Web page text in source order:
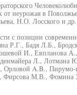
неурожая в
Н.О. Лосского и др.
с позиции
Р.Г., Бадя Л.Б.,
И., Евпланова
Л., Лотмана
A.B., Пирумо-
Фирсова М.В., Фомина